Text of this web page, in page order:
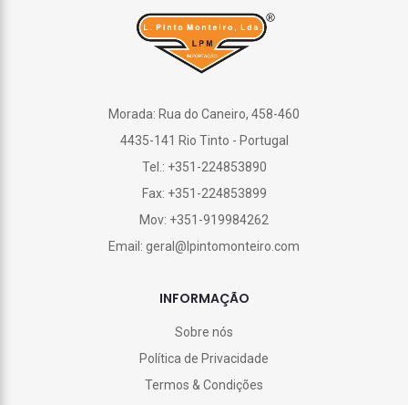
Morada: Rua do Caneiro, 458-460
4435-141 Rio Tinto - Portugal
Tel.: +351-224853890
Fax: +351-224853899
Mov: +351-919984262
Email: geral@lpintomonteiro.com
INFORMAÇÃO
Sobre nós
Política de Privacidade
Termos & Condições